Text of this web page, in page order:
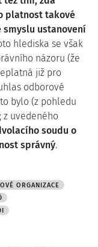
platnost takové
smyslu ustanovení
hlediska se však
názoru (že
již pro
odborové
bylo (z pohledu
z uvedeného
soudu o
správný.
ORGANIZACE